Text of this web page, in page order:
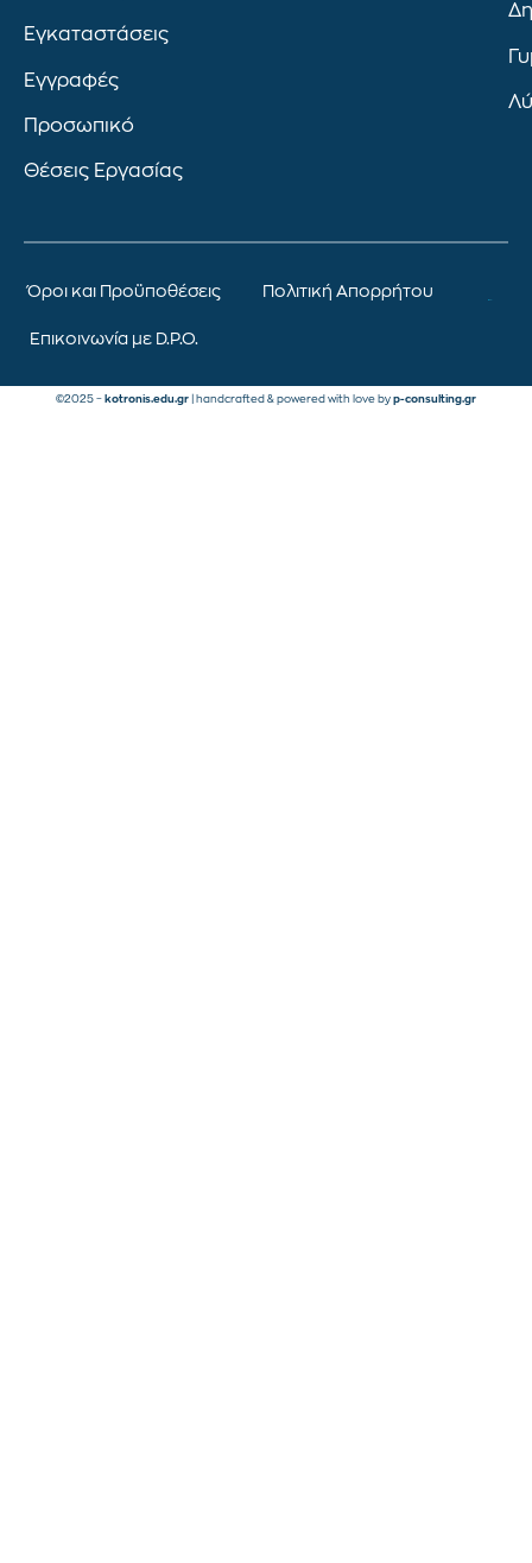
Εγκαταστάσεις
Εγγραφές
Προσωπικό
Θέσεις Εργασίας
Όροι και Προϋποθέσεις Πολιτική Απορρήτου
Επικοινωνία με D.P.O.
©2025 – kotronis.edu.gr | handcrafted & powered with love by p-consulting.gr